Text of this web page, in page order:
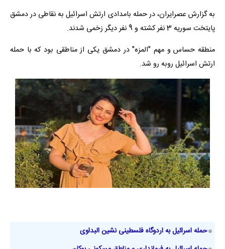
به گزارش عصرایران، در حمله بامدادی ارتش اسرائیل به نقاطی در دمشق
پایتخت سوریه 3 نفر کشته و 9 نفر دیگر زخمی شدند.
منطقه حساس و مهم "المزه" در دمشق یکی از مناطقی بود که با حمله
ارتش اسرائیل روبه رو شد.
حمله اسرائیل به اردوگاه فلسطینی نشین البداوی